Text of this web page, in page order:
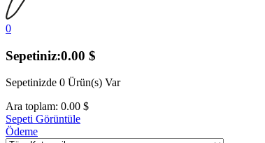
0
Sepetiniz:0.00 $
Sepetinizde 0 Ürün(s) Var
Ara toplam: 0.00 $
Sepeti Görüntüle
Ödeme